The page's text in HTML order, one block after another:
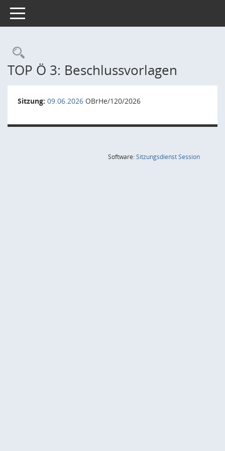
Toggle navigation
Rechercheauswahl
TOP Ö 3: Beschlussvorlagen
Sitzung: 09.06.2026 OBrHe/120/2026
Software:SitzungsdienstSession(Wird in